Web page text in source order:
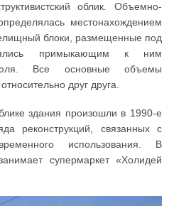
облик. Объемно-
местонахождением
блоки, размещенные под
примыкающим к ним
Все основные объемы
друг друга.
здания произошли в 1990-е
реконструкций, связанных с
использования. В
супермаркет «Холидей